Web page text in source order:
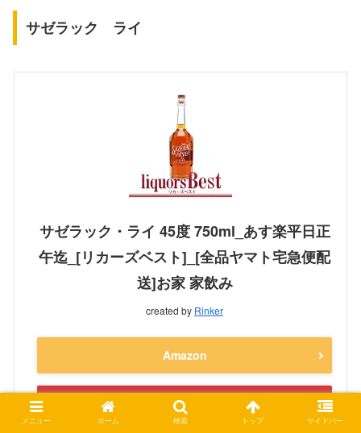
サゼラック ライ
サゼラック・ライ 45度 750ml_あす楽平日正
午迄_[リカーズベスト]_[全品ヤマト宅急便配
送]お家 家飲み
created by Rinker
Amazon
楽天市場
メニュー ホーム 検索 トップ サイドバー